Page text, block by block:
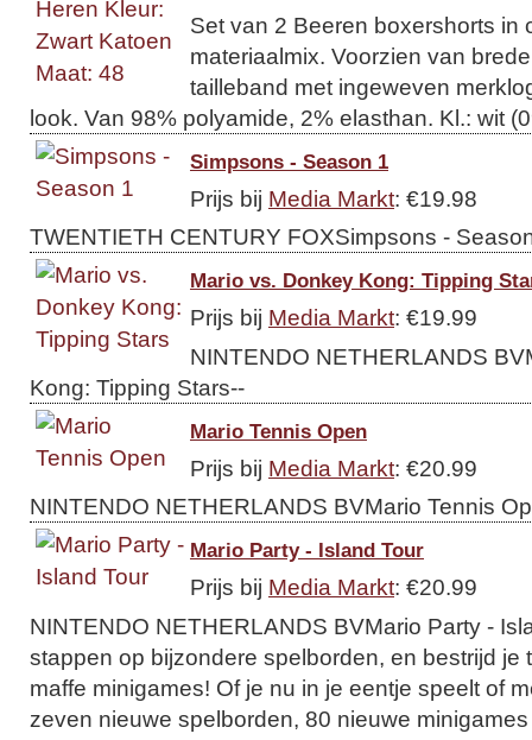
Set van 2 Beeren boxershorts in
materiaalmix. Voorzien van
tailleband met ingeweven
look. Van 98% polyamide, 2% elasthan. Kl.: wit
Simpsons - Season 1
Prijs bij Media Markt: €19.98
TWENTIETH CENTURY FOXSimpsons -
Mario vs. Donkey Kong: Tipping
Prijs bij Media Markt: €19.99
NINTENDO NETHERLANDS
Kong: Tipping Stars--
Mario Tennis Open
Prijs bij Media Markt: €20.99
NINTENDO NETHERLANDS BVMario Tennis
Mario Party - Island Tour
Prijs bij Media Markt: €20.99
NINTENDO NETHERLANDS BVMario Party -
stappen op bijzondere spelborden, en bestrijd je
maffe minigames! Of je nu in je eentje speelt of
zeven nieuwe spelborden, 80 nieuwe